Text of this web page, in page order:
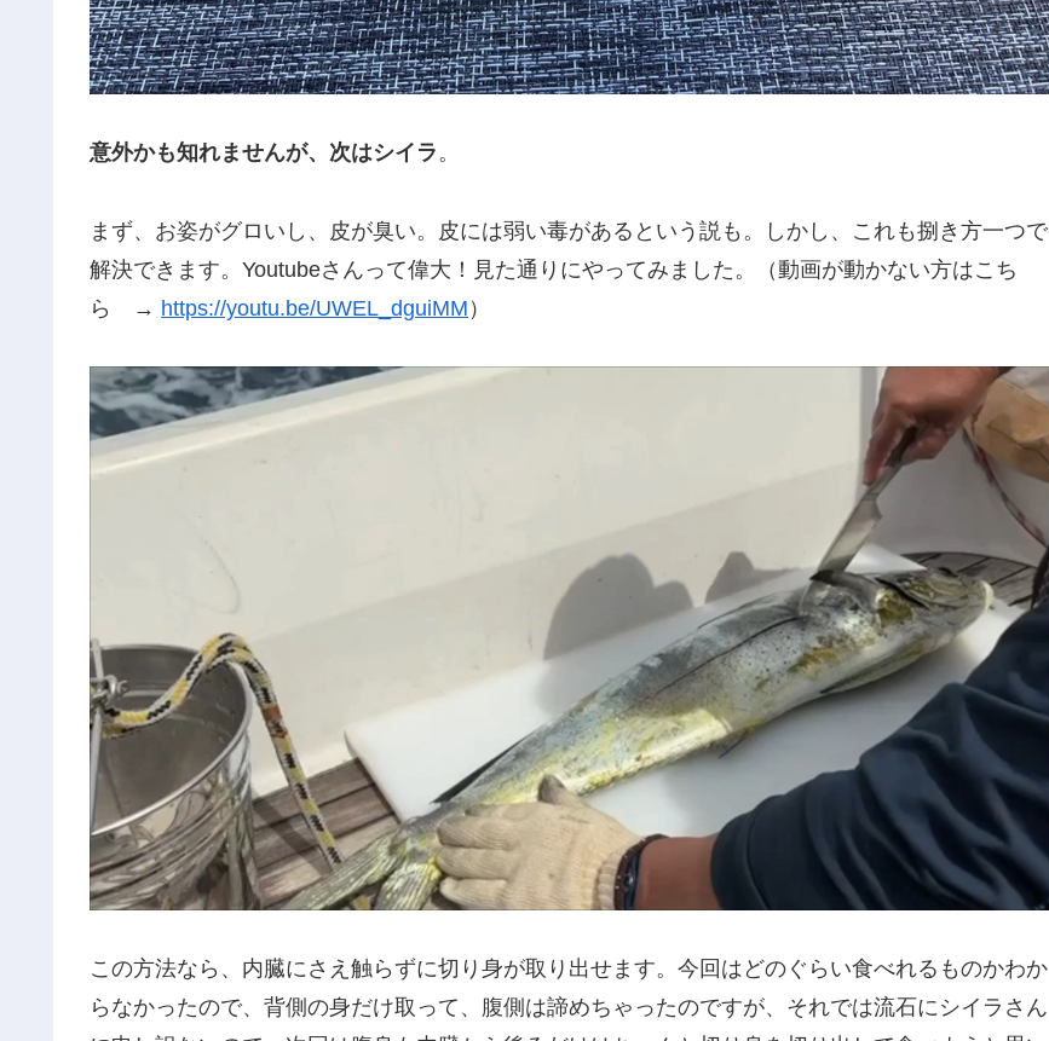
意外かも知れませんが、次はシイラ。
まず、お姿がグロいし、皮が臭い。皮には弱い毒があるという説も。しかし、これも捌き方一つで
解決できます。Youtubeさんって偉大！見た通りにやってみました。（動画が動かない方はこち
ら → https://youtu.be/UWEL_dguiMM ）
この方法なら、内臓にさえ触らずに切り身が取り出せます。今回はどのぐらい食べれるものかわか
らなかったので、背側の身だけ取って、腹側は諦めちゃったのですが、それでは流石にシイラさん